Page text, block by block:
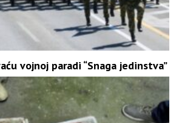
vojnoj paradi “Snaga jedinstva”